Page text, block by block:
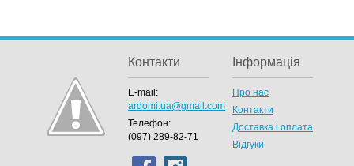
Контакти
E-mail:
ardomi.ua@gmail.com
Телефон:
(097) 289-82-71
Інформація
Про нас
Контакти
Доставка і оплата
Відгуки